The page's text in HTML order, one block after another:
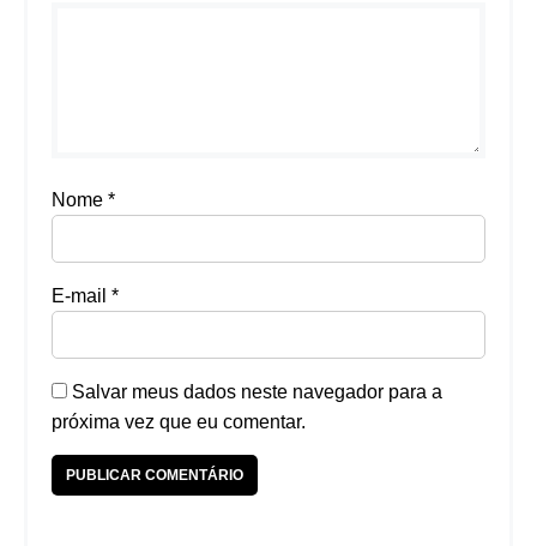
Nome *
E-mail *
Salvar meus dados neste navegador para a
próxima vez que eu comentar.